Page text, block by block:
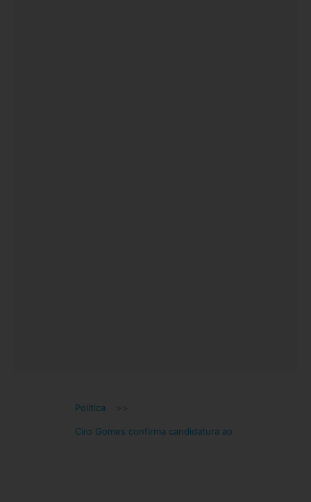
Política >>
Ciro Gomes confirma candidatura ao